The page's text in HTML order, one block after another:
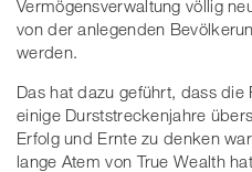
Vermögensverwaltung völlig
von der anlegenden
werden.
Das hat dazu geführt, dass
einige Durststreckenjahre
Erfolg und Ernte zu denken
lange Atem von True Wealth